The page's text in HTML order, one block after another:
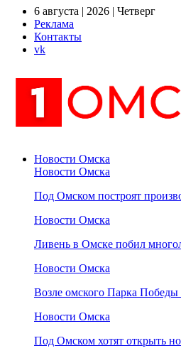
6 августа | 2026 | Четверг
Реклама
Контакты
vk
Новости Омска
Новости Омска
Под Омском построят
Новости Омска
Ливень в Омске побил
Новости Омска
Возле омского Парка Победы
Новости Омска
Под Омском хотят открыть